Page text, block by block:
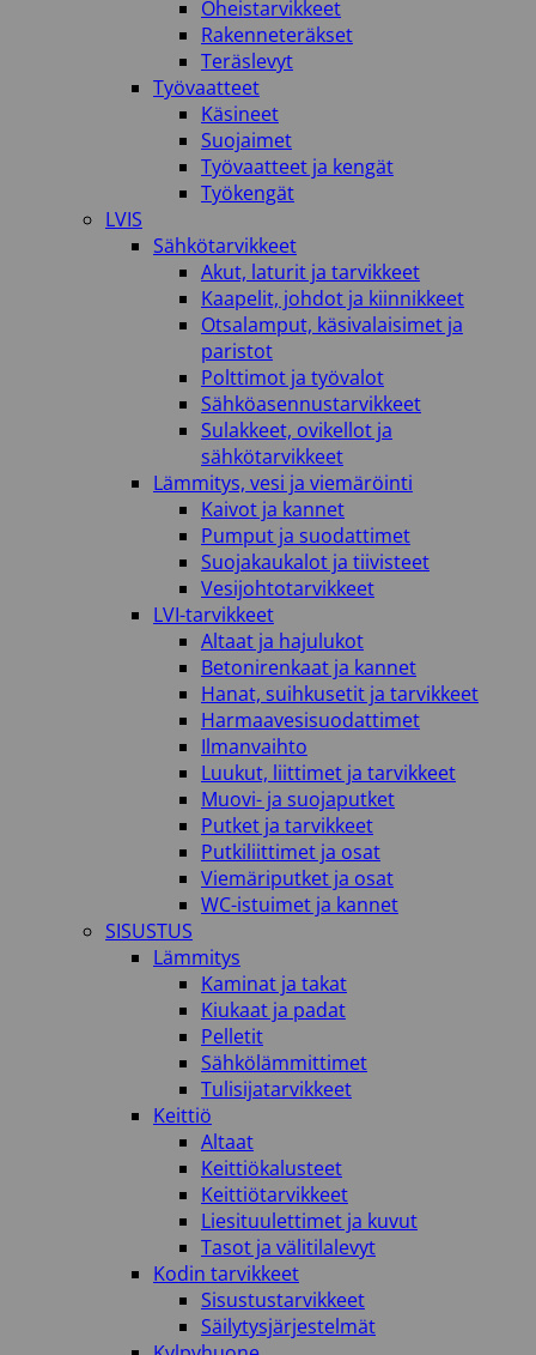
Oheistarvikkeet
Rakenneteräkset
Teräslevyt
Työvaatteet
Käsineet
Suojaimet
Työvaatteet ja kengät
Työkengät
LVIS
Sähkötarvikkeet
Akut, laturit ja tarvikkeet
Kaapelit, johdot ja kiinnikkeet
Otsalamput, käsivalaisimet ja
paristot
Polttimot ja työvalot
Sähköasennustarvikkeet
Sulakkeet, ovikellot ja
sähkötarvikkeet
Lämmitys, vesi ja viemäröinti
Kaivot ja kannet
Pumput ja suodattimet
Suojakaukalot ja tiivisteet
Vesijohtotarvikkeet
LVI-tarvikkeet
Altaat ja hajulukot
Betonirenkaat ja kannet
Hanat, suihkusetit ja tarvikkeet
Harmaavesisuodattimet
Ilmanvaihto
Luukut, liittimet ja tarvikkeet
Muovi- ja suojaputket
Putket ja tarvikkeet
Putkiliittimet ja osat
Viemäriputket ja osat
WC-istuimet ja kannet
SISUSTUS
Lämmitys
Kaminat ja takat
Kiukaat ja padat
Pelletit
Sähkölämmittimet
Tulisijatarvikkeet
Keittiö
Altaat
Keittiökalusteet
Keittiötarvikkeet
Liesituulettimet ja kuvut
Tasot ja välitilalevyt
Kodin tarvikkeet
Sisustustarvikkeet
Säilytysjärjestelmät